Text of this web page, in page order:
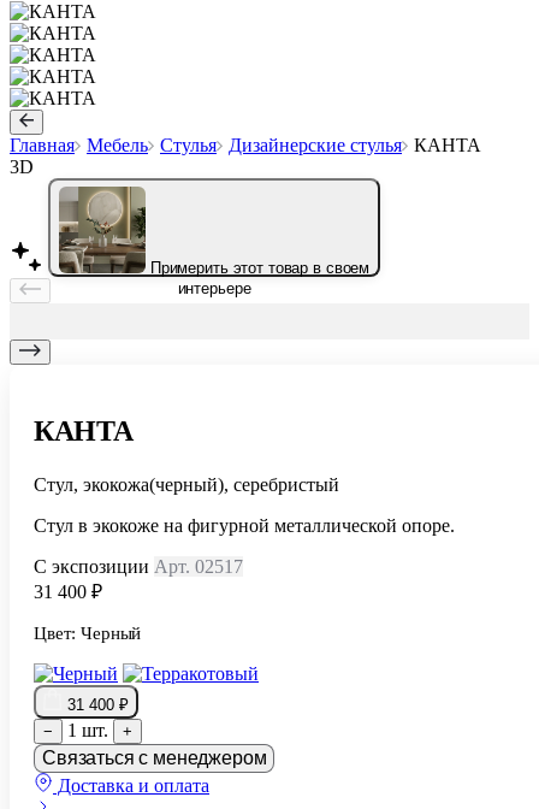
Главная Мебель Стулья Дизайнерские стулья КАНТА
3D
Примерить этот товар в своем
интерьере
КАНТА
Стул, экокожа(черный), серебристый
Стул в экокоже на фигурной металлической опоре.
С экспозиции Арт. 02517
31 400 ₽
Цвет: Черный
31 400 ₽
−
1 шт. +
Связаться с менеджером
Доставка и оплата